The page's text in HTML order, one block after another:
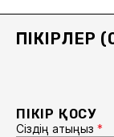
ПІКІРЛЕР
ПІКІР ҚОСУ
Сіздің атыңыз *